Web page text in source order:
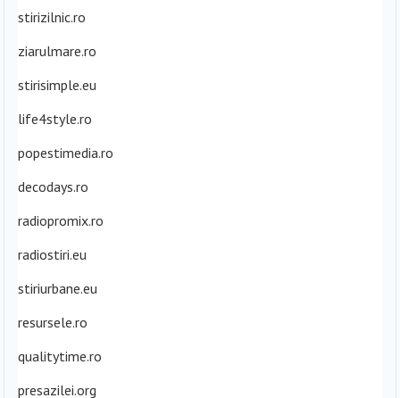
stirizilnic.ro
ziarulmare.ro
stirisimple.eu
life4style.ro
popestimedia.ro
decodays.ro
radiopromix.ro
radiostiri.eu
stiriurbane.eu
resursele.ro
qualitytime.ro
presazilei.org